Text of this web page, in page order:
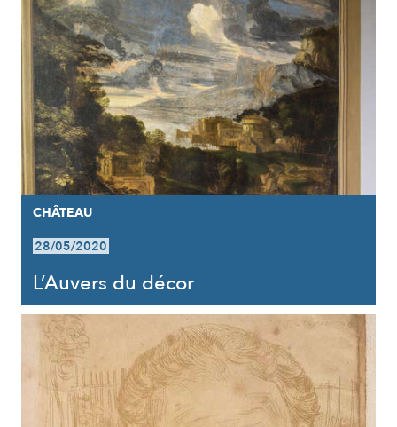
CHÂTEAU
28/05/2020
L’Auvers du décor